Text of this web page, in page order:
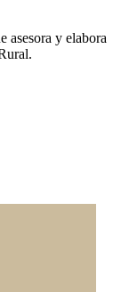
asesora y elabora